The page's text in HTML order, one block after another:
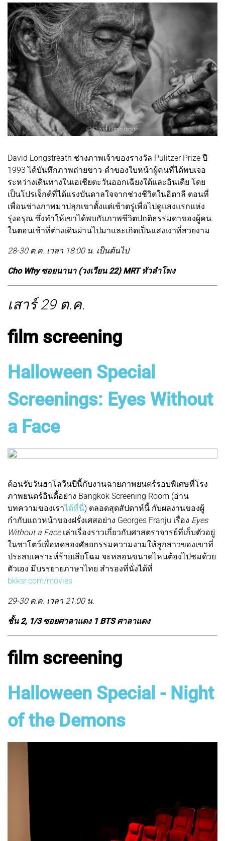
David Longstreath ช่างภาพเจ้าของรางวัล Pulitzer Prize ปี
1993 ได้บันทึกภาพถ่ายขาว-ดำของใบหน้าผู้คนที่ได้พบเจอ
ระหว่างเดินทางในเอเชียตะวันออกเฉียงใต้และอินเดีย โดย
เป็นโปรเจ็กต์ที่ได้แรงบันดาลใจจากช่วงชีวิตในอิตาลี ตอนที่
เพื่อนช่างภาพมาปลุกเขาตั้งแต่เช้าตรู่เพื่อไปดูแสงแรกแห่ง
รุ่งอรุณ ซึ่งทำให้เขาได้พบกับภาพชีวิตปกติธรรมดาของผู้คน
ในตอนเช้าที่ต่างเดินผ่านไปมาและเกิดเป็นแสงเงาที่สวยงาม
28-30 ต.ค. เวลา 18:00 น. เป็นต้นไป
Cho Why ซอยนานา (วงเวียน 22) MRT หัวลำโพง
เสาร์ 29 ต.ค.
film screening
Halloween Special
Screenings: Eyes Without
a Face
ต้อนรับวันฮาโลวีนปีนี้กับงานฉายภาพยนตร์รอบพิเศษที่โรง
ภาพยนตร์อินดี้อย่าง Bangkok Screening Room (อ่าน
บทความของเราได้ที่นี่) ตลอดสุดสัปดาห์นี้ กับผลงานของผู้
กำกับแถวหน้าของฝรั่งเศสอย่าง Georges Franju เรื่อง Eyes
Without a Faceเล่าเรื่องราวเกี่ยวกับศาสตราจารย์ที่เก็บตัวอยู่
ในชาโตว์เพื่อทดลองศัลยกรรมความงามให้ลูกสาวของเขาที่
ประสบเคราะห์ร้ายเสียโฉม จะหลอนขนาดไหนต้องไปชมด้วย
ตัวเอง มีบรรยายภาษาไทย สำรองที่นั่งได้ที่
bkksr.com/movies
29-30 ต.ค. เวลา 21:00 น.
ชั้น 2, 1/3 ซอยศาลาแดง 1 BTS ศาลาแดง
film screening
Halloween Special - Night
of the Demons